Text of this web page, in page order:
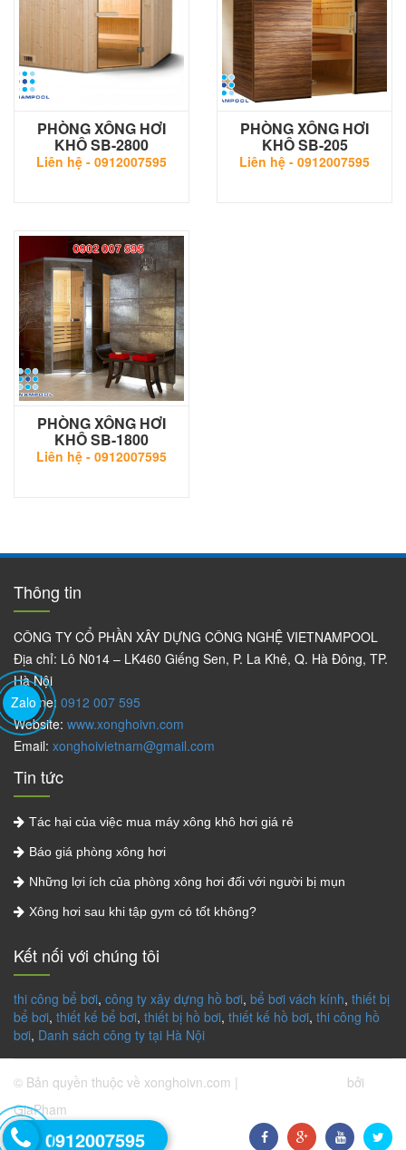
PHÒNG XÔNG HƠI
KHÔ SB-2800
Liên hệ - 0912007595
PHÒNG XÔNG HƠI
KHÔ SB-205
Liên hệ - 0912007595
PHÒNG XÔNG HƠI
KHÔ SB-1800
Liên hệ - 0912007595
Thông tin
CÔNG TY CỔ PHẦN XÂY DỰNG CÔNG NGHỆ VIETNAMPOOL
Địa chỉ: Lô N014 – LK460 Giếng Sen, P. La Khê, Q. Hà Đông, TP.
Hà Nội
Hotline: 0912 007 595
Website: www.xonghoivn.com
Email: xonghoivietnam@gmail.com
Tin tức
Tác hại của việc mua máy xông khô hơi giá rẻ
Báo giá phòng xông hơi
Những lợi ích của phòng xông hơi đối với người bị mụn
Xông hơi sau khi tập gym có tốt không?
Kết nối với chúng tôi
thi công bể bơi, công ty xây dựng hồ bơi, bể bơi vách kính, thiết bị
bể bơi, thiết kế bể bơi, thiết bị hồ bơi, thiết kế hồ bơi, thi công hồ
bơi, Danh sách công ty tại Hà Nội
© Bản quyền thuộc về xonghoivn.com |
bởi
GiaPham
0912007595
Zalo